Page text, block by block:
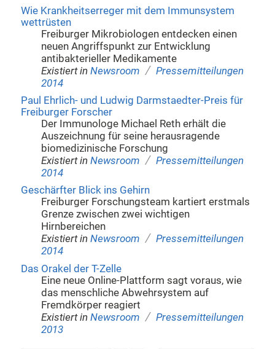
Wie Krankheitserreger mit dem Immunsystem
wettrüsten
Freiburger Mikrobiologen entdecken einen
neuen Angriffspunkt zur Entwicklung
antibakterieller Medikamente
Existiert in Newsroom / Pressemitteilungen
2014
Paul Ehrlich- und Ludwig Darmstaedter-Preis für
Freiburger Forscher
Der Immunologe Michael Reth erhält die
Auszeichnung für seine herausragende
biomedizinische Forschung
Existiert in Newsroom / Pressemitteilungen
2014
Geschärfter Blick ins Gehirn
Freiburger Forschungsteam kartiert erstmals
Grenze zwischen zwei wichtigen
Hirnbereichen
Existiert in Newsroom / Pressemitteilungen
2014
Das Orakel der T-Zelle
Eine neue Online-Plattform sagt voraus, wie
das menschliche Abwehrsystem auf
Fremdkörper reagiert
Existiert in Newsroom / Pressemitteilungen
2013